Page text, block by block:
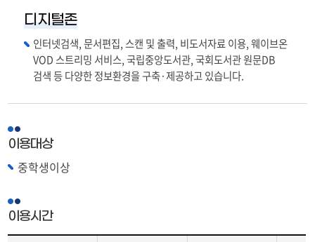
디지털존
인터넷검색, 문서편집, 스캔 및 출력, 비도서자료 이용, 웨이브온
VOD 스트리밍 서비스, 국립중앙도서관, 국회도서관 원문DB
검색 등 다양한 정보환경을 구축·제공하고 있습니다.
이용대상
중학생이상
이용시간